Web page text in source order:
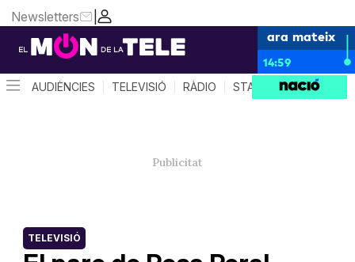
|
Newsletters
ara mateix
14:59
AUDIÈNCIES TELEVISIÓ RÀDIO STAR SYSTEM
TELEVISIÓ